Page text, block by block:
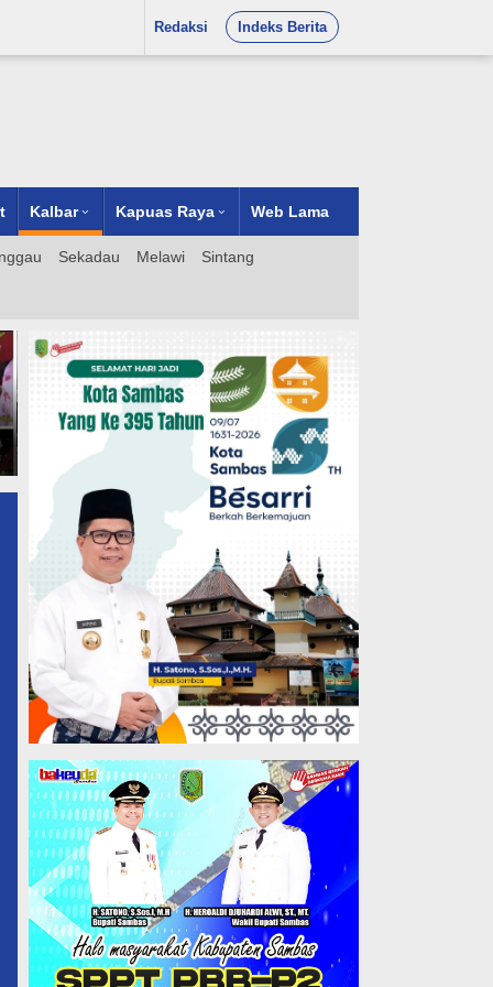
Redaksi Indeks Berita
Kalbar Kapuas Raya Web Lama
Sekadau Melawi Sintang
Visitor Adiwiyata DLHK
Kalimantan Barat Dampingi
MAN 2 Pontianak Melaju
Menuju Adiwiyata Nasional